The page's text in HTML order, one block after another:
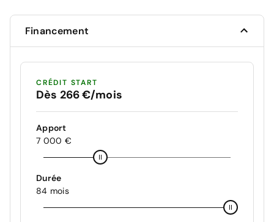
Financement
CRÉDIT START
Dès 266 €/mois
Apport
7 000 €
Durée
84 mois